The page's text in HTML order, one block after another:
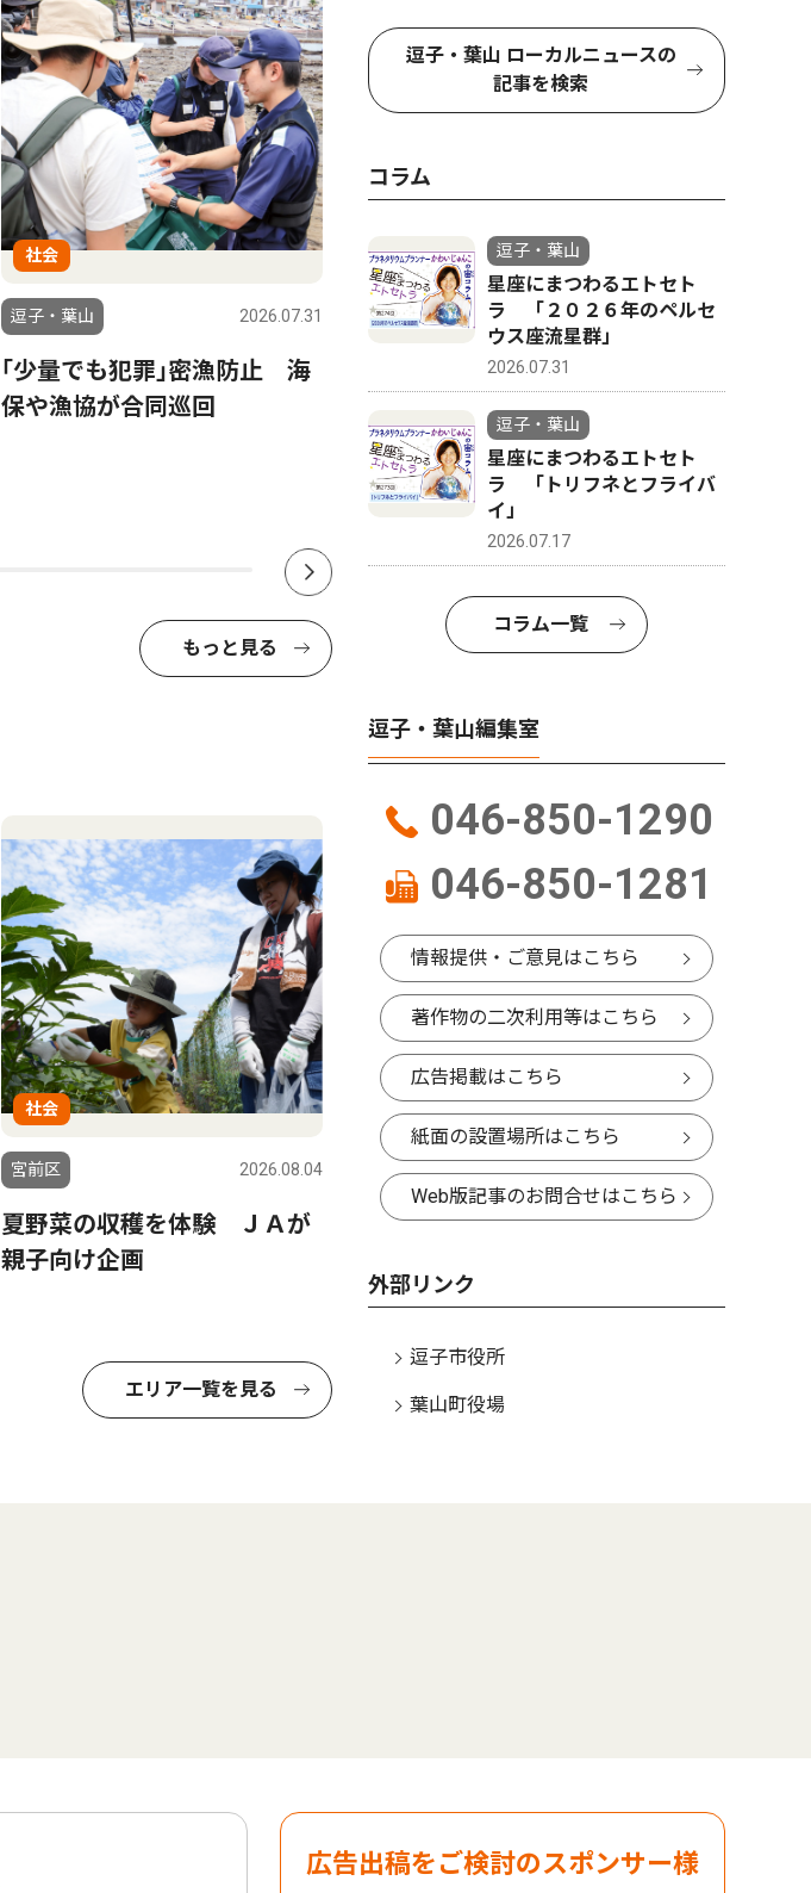
社会
逗子・葉山 2026.07.31
｢少量でも犯罪｣密漁防止 海
保や漁協が合同巡回
コラム
逗子・葉山 2026.07.31
星座にまつわるエトセトラ
「２０２６年のペルセウス座
流星群」
る 畠中
もっと見る
社会
宮前区 2026.08.04
夏野菜の収穫を体験 ＪＡが
親子向け企画
エリア一覧を見る
逗子・葉山 ローカルニュースの
記事を検索
コラム
逗子・葉山
星座にまつわるエトセト
ラ 「２０２６年のペルセ
ウス座流星群」
2026.07.31
逗子・葉山
星座にまつわるエトセト
ラ 「トリフネとフライバ
イ」
2026.07.17
コラム一覧
逗子・葉山編集室
046-850-1290
046-850-1281
情報提供・ご意見はこちら
著作物の二次利用等はこちら
広告掲載はこちら
紙面の設置場所はこちら
Web版記事のお問合せはこちら
外部リンク
逗子市役所
葉山町役場
広告出稿をご検討のスポンサー様